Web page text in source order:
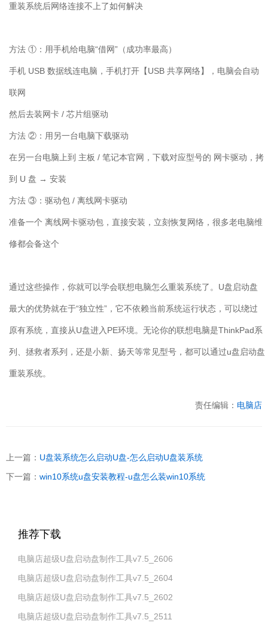
重装系统后网络连接不上了如何解决
方法 ①：用手机给电脑“借网”（成功率最高）
手机 USB 数据线连电脑，手机打开【USB 共享网络】，电脑会自动
联网
然后去装网卡 / 芯片组驱动
方法 ②：用另一台电脑下载驱动
在另一台电脑上到 主板 / 笔记本官网，下载对应型号的 网卡驱动，拷
到 U 盘 → 安装
方法 ③：驱动包 / 离线网卡驱动
准备一个 离线网卡驱动包，直接安装，立刻恢复网络，很多老电脑维
修都会备这个
通过这些操作，你就可以学会联想电脑怎么重装系统了。 U盘启动盘
最大的优势就在于“独立性”，它不依赖当前系统运行状态，可以绕过
原有系统，直接从U盘进入 PE环境。无论你的联想电脑是ThinkPad系
列、拯救者系列，还是小新、扬天等常见型号，都可以通过u盘启动盘
重装系统。
责任编辑： 电脑店
上一篇： U盘装系统怎么启动U盘-怎么启动U盘装系统
下一篇： win10系统u盘安装教程-u盘怎么装win10系统
推荐下载
电脑店超级U盘启动盘制作工具v7.5_2606
电脑店超级U盘启动盘制作工具v7.5_2604
电脑店超级U盘启动盘制作工具v7.5_2602
电脑店超级U盘启动盘制作工具v7.5_2511